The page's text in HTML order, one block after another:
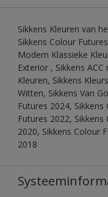
Sikkens Kleuren van
Sikkens Colour
Modern Klassieke
Exterior , Sikkens
Kleuren, Sikkens
Witten, Sikkens Van
Futures 2024,
Futures 2022,
2020, Sikkens Colour
2018